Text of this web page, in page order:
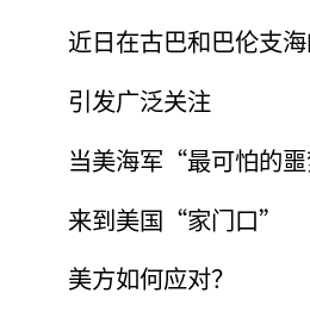
近日在古巴和巴伦支
引发广泛关注
当美海军“最可怕的噩
来到美国“家门口”
美方如何应对？